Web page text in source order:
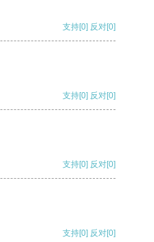
支持[0] 反对[0]
支持[0] 反对[0]
支持[0] 反对[0]
支持[0] 反对[0]